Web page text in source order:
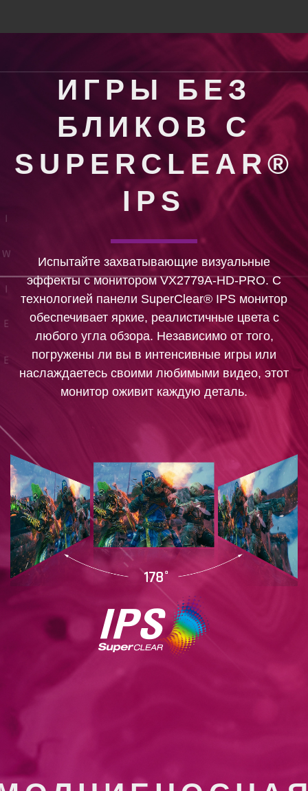
ИГРЫ БЕЗ
БЛИКОВ С
SUPERCLEAR®
IPS
Испытайте захватывающие визуальные
эффекты с монитором VX2779A-HD-PRO. С
технологией панели SuperClear® IPS монитор
обеспечивает яркие, реалистичные цвета с
любого угла обзора. Независимо от того,
погружены ли вы в интенсивные игры или
наслаждаетесь своими любимыми видео, этот
монитор оживит каждую деталь.